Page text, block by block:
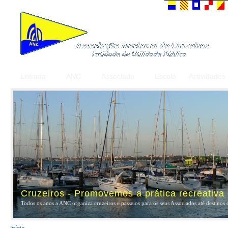
Cruzeiros - Promovemos a prática
Todos os anos a ANC organiza cruzeiros e passeios para os seus Associados até